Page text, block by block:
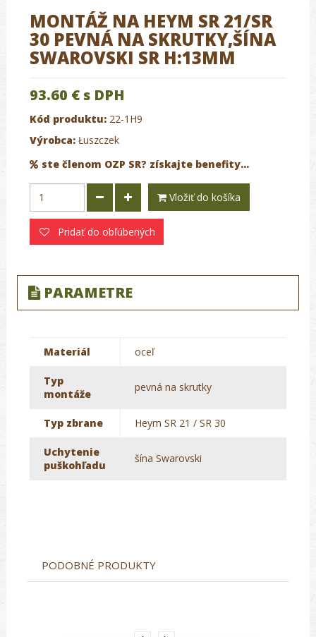
MONTÁŽ NA HEYM SR 21/SR
30 PEVNÁ NA SKRUTKY,ŠÍNA
SWAROVSKI SR H:13MM
93.60 € s DPH
Kód produktu: 22-1H9
Výrobca: Łuszczek
ste členom OZP SR? získajte benefity...
Vložiť do košíka
Pridať do obľúbených
PARAMETRE
Materiál oceľ
Typ
montáže
pevná na skrutky
Typ zbrane Heym SR 21 / SR 30
Uchytenie
puškohľadu
šína Swarovski
PODOBNÉ PRODUKTY